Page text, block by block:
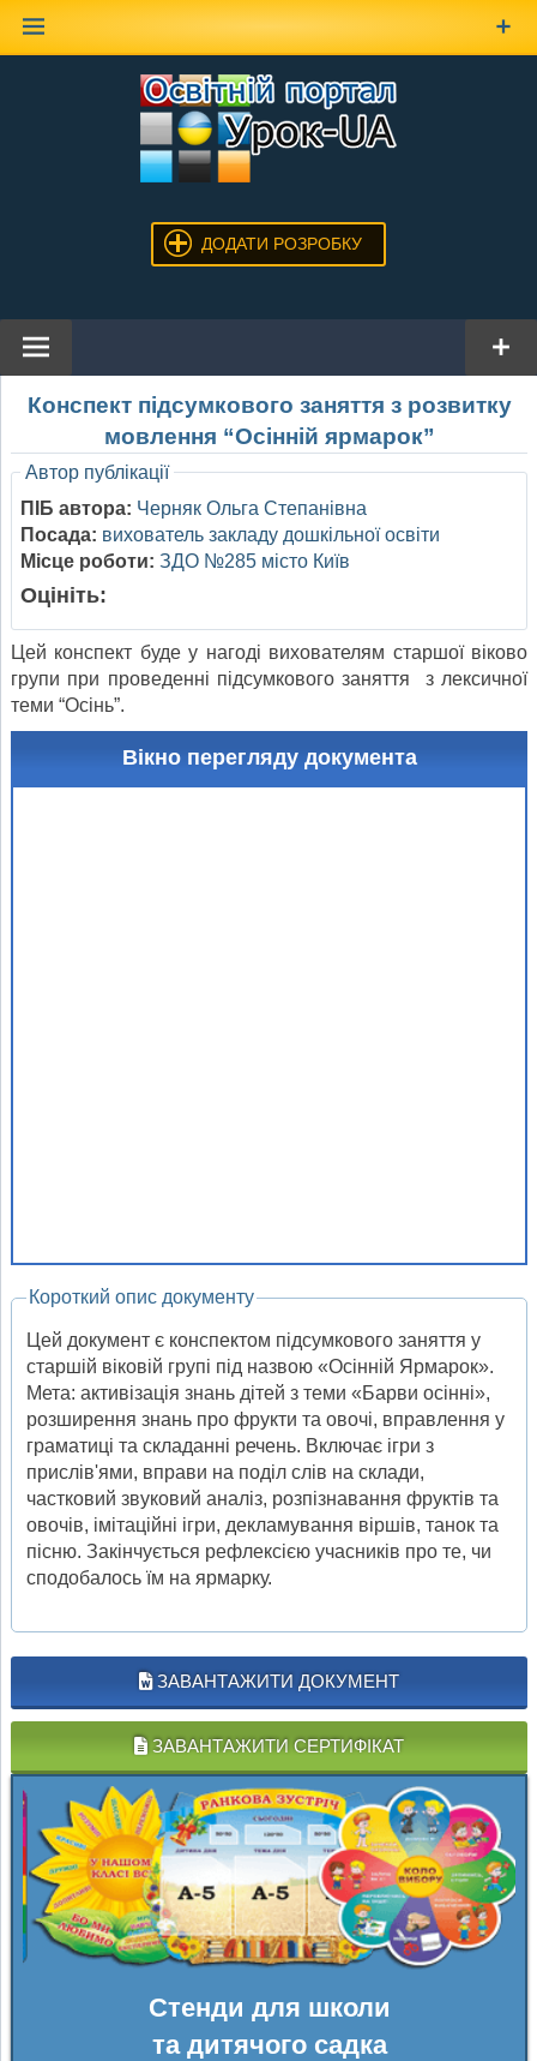
ДОДАТИ РОЗРОБКУ
Конспект підсумкового заняття з розвитку
мовлення “Осінній ярмарок”
Автор публікації
ПІБ автора: Черняк Ольга Степанівна
Посада: вихователь закладу дошкільної освіти
Місце роботи: ЗДО №285 місто Київ
Оцініть:
Цей конспект буде у нагоді вихователям старшої віково
групи при проведенні підсумкового заняття з лексичної
теми “Осінь”.
Вікно перегляду документа
Короткий опис документу
Цей документ є конспектом підсумкового заняття у
старшій віковій групі під назвою «Осінній Ярмарок».
Мета: активізація знань дітей з теми «Барви осінні»,
розширення знань про фрукти та овочі, вправлення у
граматиці та складанні речень. Включає ігри з
прислів'ями, вправи на поділ слів на склади,
частковий звуковий аналіз, розпізнавання фруктів та
овочів, імітаційні ігри, декламування віршів, танок та
пісню. Закінчується рефлексією учасників про те, чи
сподобалось їм на ярмарку.
ЗАВАНТАЖИТИ ДОКУМЕНТ
ЗАВАНТАЖИТИ СЕРТИФІКАТ
Стенди для школи
та дитячого садка